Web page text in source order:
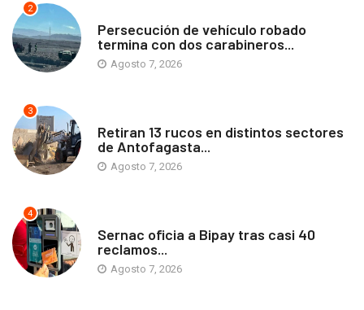
2
Persecución de vehículo robado
termina con dos carabineros...
Agosto 7, 2026
3
Retiran 13 rucos en distintos sectores
de Antofagasta...
Agosto 7, 2026
4
Sernac oficia a Bipay tras casi 40
reclamos...
Agosto 7, 2026